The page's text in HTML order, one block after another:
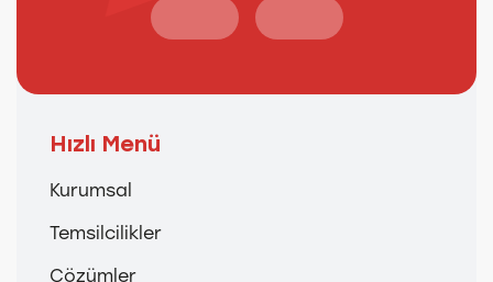
Hızlı Menü
Kurumsal
Temsilcilikler
Çözümler